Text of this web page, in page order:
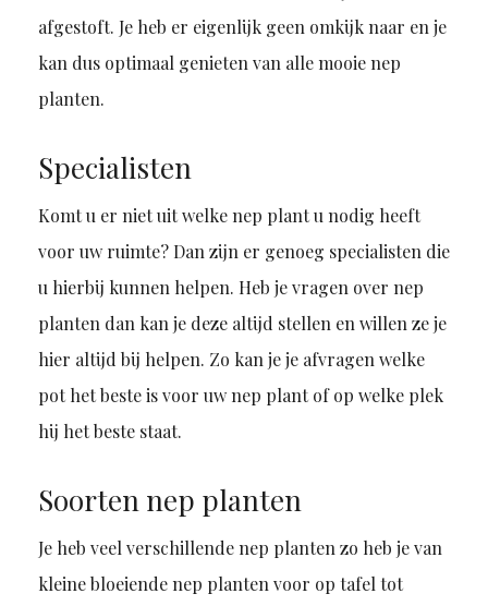
afgestoft. Je heb er eigenlijk geen omkijk naar en je
kan dus optimaal genieten van alle mooie nep
planten.
Specialisten
Komt u er niet uit welke nep plant u nodig heeft
voor uw ruimte? Dan zijn er genoeg specialisten die
u hierbij kunnen helpen. Heb je vragen over nep
planten dan kan je deze altijd stellen en willen ze je
hier altijd bij helpen. Zo kan je je afvragen welke
pot het beste is voor uw nep plant of op welke plek
hij het beste staat.
Soorten nep planten
Je heb veel verschillende nep planten zo heb je van
kleine bloeiende nep planten voor op tafel tot